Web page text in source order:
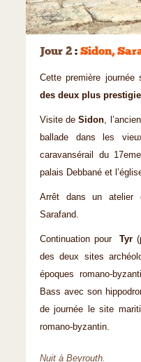
Jour 2 : Sidon,
Cette première journée
des deux plus
Visite deSidon,
ballade dans les
caravansérail du
palais Debbané et
Arrêt dans un atelier
Sarafand.
Continuation pourTyr
des deux sites
époques romano-
Bass avec son
de journée le site
romano-byzantin.
Nuit à Beyrouth.